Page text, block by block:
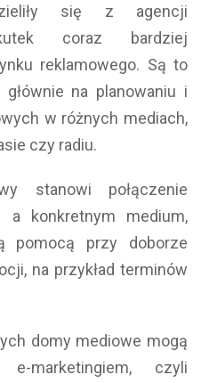
się z agencji
coraz bardziej
reklamowego. Są to
na planowaniu i
w różnych mediach,
czy radiu.
stanowi połączenie
a konkretnym medium,
pomocą przy doborze
na przykład terminów
domy mediowe mogą
marketingiem, czyli